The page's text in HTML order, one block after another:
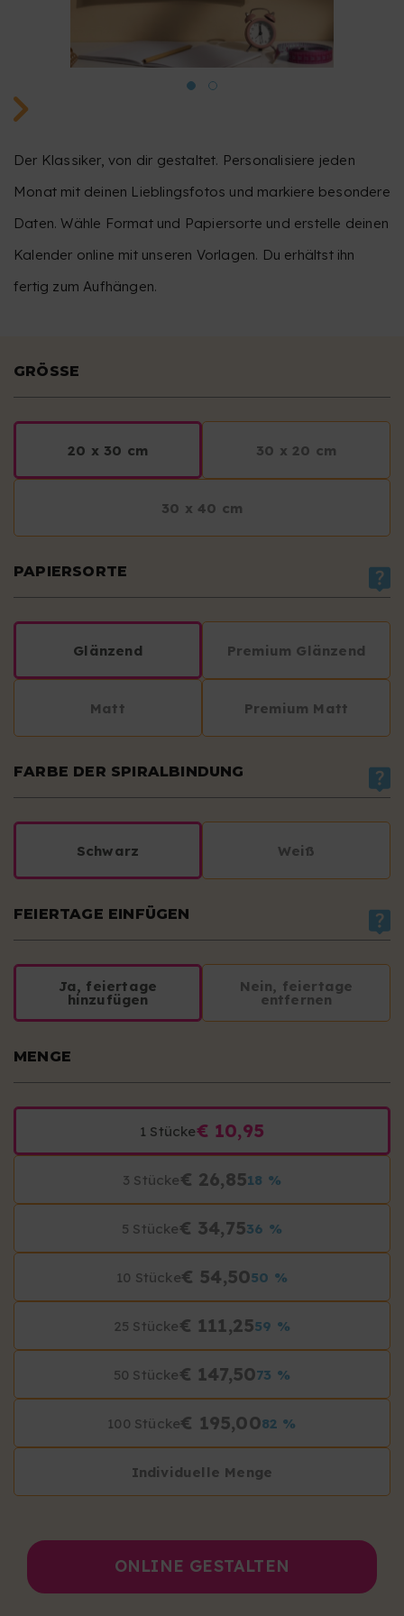
Der Klassiker, von dir gestaltet. Personalisiere jeden
Monat mit deinen Lieblingsfotos und markiere besondere
Daten. Wähle Format und Papiersorte und erstelle deinen
Kalender online mit unseren Vorlagen. Du erhältst ihn
fertig zum Aufhängen.
GRÖSSE
20 x 30 cm 30 x 20 cm
30 x 40 cm
PAPIERSORTE
Glänzend Premium Glänzend
Matt Premium Matt
FARBE DER SPIRALBINDUNG
Schwarz Weiß
FEIERTAGE EINFÜGEN
Ja, feiertage
hinzufügen
Nein, feiertage
entfernen
MENGE
1 Stücke€ 10,95
3 Stücke€ 26,8518 %
5 Stücke€ 34,7536 %
10 Stücke€ 54,5050 %
25 Stücke€ 111,2559 %
50 Stücke€ 147,5073 %
100 Stücke€ 195,0082 %
Individuelle Menge
ONLINE GESTALTEN